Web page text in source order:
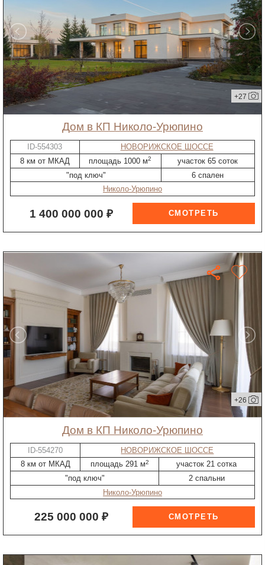
+27
дом в КП Николо-Урюпино
ID-554303
НОВОРИЖСКОЕ ШОССЕ
8 км от МКАД
площадь 1000 м2
участок 65 соток
"под ключ"
6 спален
Николо-Урюпино
1 400 000 000 ₽
+26
дом в КП Николо-Урюпино
ID-554270
НОВОРИЖСКОЕ ШОССЕ
8 км от МКАД
площадь 291 м2
участок 21 сотка
"под ключ"
2 спальни
Николо-Урюпино
225 000 000 ₽